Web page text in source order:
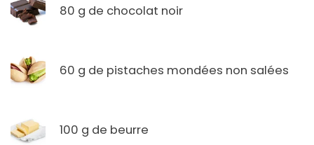
80 g de chocolat noir
60 g de pistaches mondées non salées
100 g de beurre